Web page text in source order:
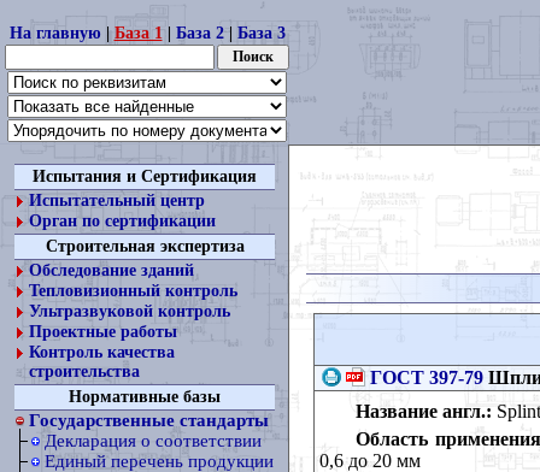
На главную| База 1| База 2| База 3
Испытания и Сертификация
Испытательный центр
Орган по сертификации
Строительная экспертиза
Обследование зданий
Тепловизионный контроль
Ультразвуковой контроль
Проектные работы
Контроль качества
строительства
Нормативные базы
Государственные стандарты
Декларация о соответствии
Единый перечень продукции
ГОСТ 397-79
Название англ.:
Область
0,6 до 20 мм